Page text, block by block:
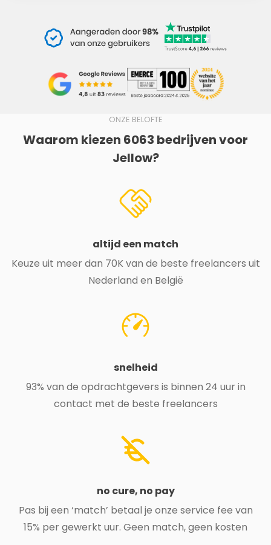
ONZE BELOFTE
Waarom kiezen 6063 bedrijven voor
Jellow?
altijd een match
Keuze uit meer dan 70K van de beste freelancers uit
Nederland en België
snelheid
93% van de opdrachtgevers is binnen 24 uur in
contact met de beste freelancers
no cure, no pay
Pas bij een ‘match’ betaal je onze service fee van
15% per gewerkt uur. Geen match, geen kosten